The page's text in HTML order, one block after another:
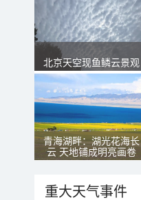
北京天空现鱼鳞云景观
青海湖畔：湖光花海长
云 天地铺成明亮画卷
重大天气事件